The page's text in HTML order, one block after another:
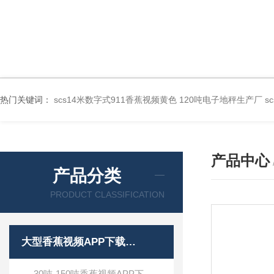
热门关键词： scs14米数字式911香蕉视频黄色 120吨电子地秤生产厂
产品分类
PRODUCT CLASSIFICATION
大型香蕉视频APP下载安装
产品中心